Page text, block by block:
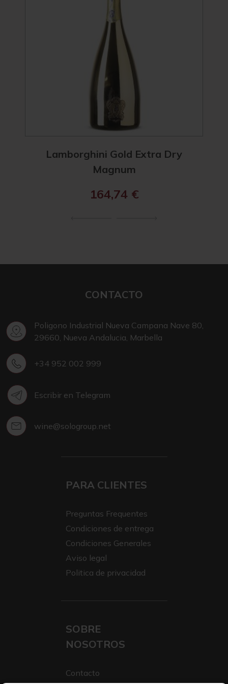
Lamborghini Gold Extra Dry
Magnum
164,74 €
CONTACTO
Poligono Industrial Nueva Campana Nave 80,
29660, Nueva Andalucia, Marbella
+34 952 002 999
Escribir en Telegram
wine@sologroup.net
PARA CLIENTES
Preguntas Frequentes
Condiciones de entrega
Condiciones Generales
Aviso legal
Politica de privacidad
SOBRE
NOSOTROS
Contacto